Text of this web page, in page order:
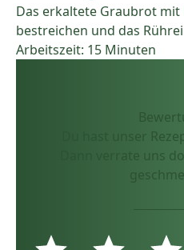
Das erkaltete Graubrot mit
bestreichen und das
Arbeitszeit: 15 Minuten
Du hast unser
Dann verrate uns